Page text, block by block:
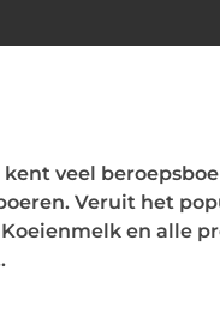
veel
Veruit het
en alle